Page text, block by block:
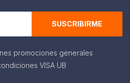
SUSCRIBIRME
promociones generales
VISA UB